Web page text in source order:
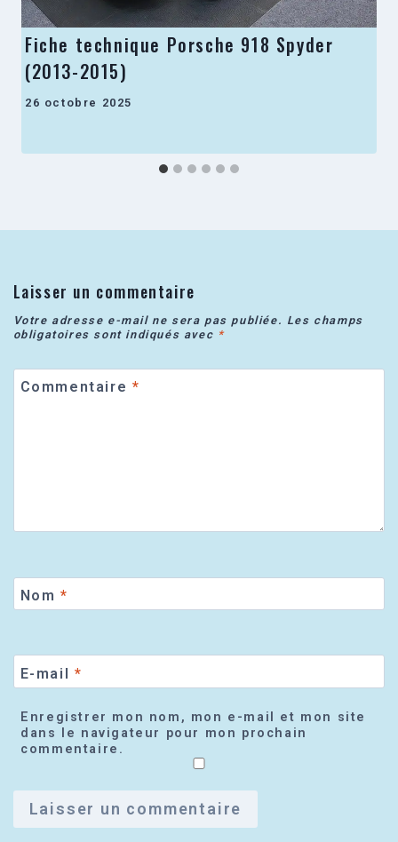
Fiche technique Porsche 918 Spyder
(2013-2015)
26 octobre 2025
Laisser un commentaire
Votre adresse e-mail ne sera pas publiée. Les champs
obligatoires sont indiqués avec *
Commentaire *
Nom *
E-mail *
Enregistrer mon nom, mon e-mail et mon site
dans le navigateur pour mon prochain
commentaire.